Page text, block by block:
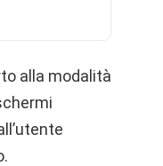
alla modalità